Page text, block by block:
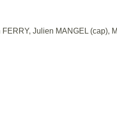
Julien MANGEL (cap),